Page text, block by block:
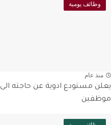
وظائف يومية
منذ عام
يعلن مستودع ادوية عن حاجته الى
موظفين